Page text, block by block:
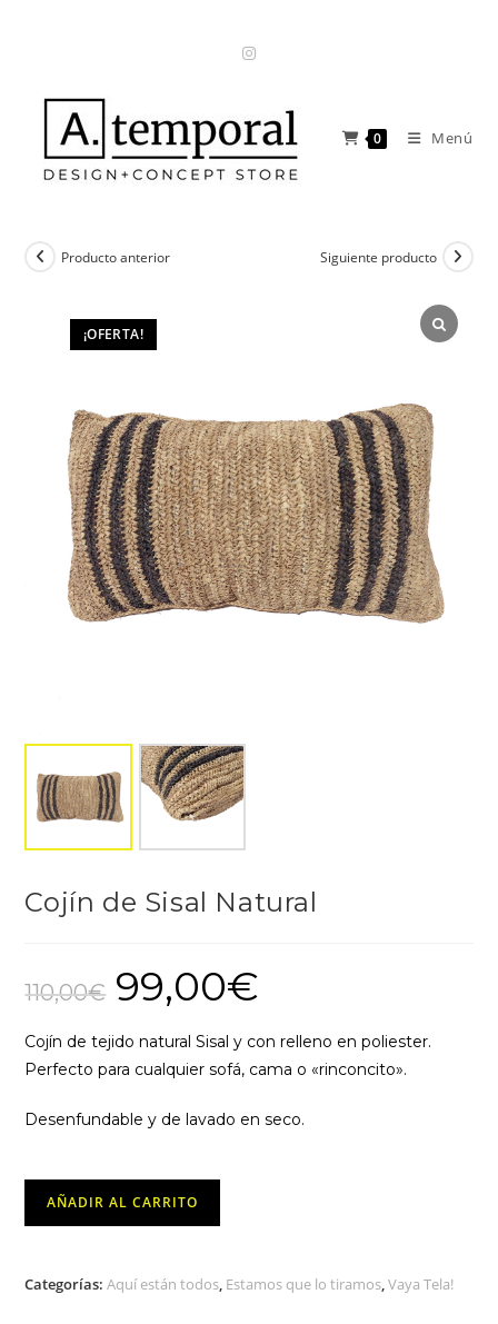
0 Menú
¡OFERTA!
Producto anterior Siguiente producto
Cojín de Sisal Natural
110,00€
El
precio
original
110,00€.
99,00€
99,00€.
Cojín de tejido natural Sisal y con relleno en poliester.
Perfecto para cualquier sofá, cama o «rinconcito».
Desenfundable y de lavado en seco.
Cojín
Natural
AÑADIR AL CARRITO
Categorías:Aquí están todos, Estamos que lo tiramos,Vaya Tela!